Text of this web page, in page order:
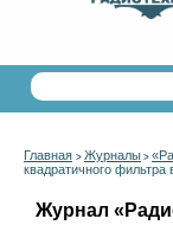
Главная > Журналы >
квадратичного фильтра
Журнал